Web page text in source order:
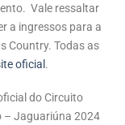
Vale ressaltar
a ingressos para a
Country. Todas as
oficial .
do Circuito
– Jaguariúna 2024